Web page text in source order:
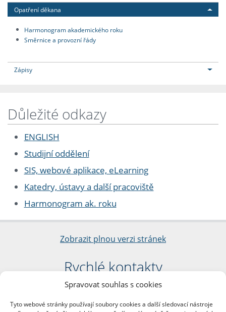
Spravovat souhlas s cookies
Tyto webové stránky používají soubory cookies a další sledovací nástroje
Opatření děkana
Harmonogram akademického roku
Směrnice a provozní řády
Zápisy
Důležité odkazy
ENGLISH
Studijní oddělení
SIS, webové aplikace, eLearning
Katedry, ústavy a další pracoviště
Harmonogram ak. roku
Zobrazit plnou verzi stránek
Rychlé kontakty
Filozofická fakulta
nám. Jana Palacha 1/2